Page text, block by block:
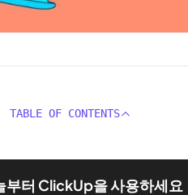
TABLE OF CONTENTS
부터 ClickUp을 사용하세요